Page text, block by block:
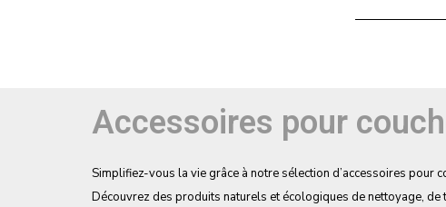
Accessoires pour
Simplifiez-vous la vie grâce à notre sélection d’accessoires pour
Découvrez des produits naturels et écologiques de nettoyage, de